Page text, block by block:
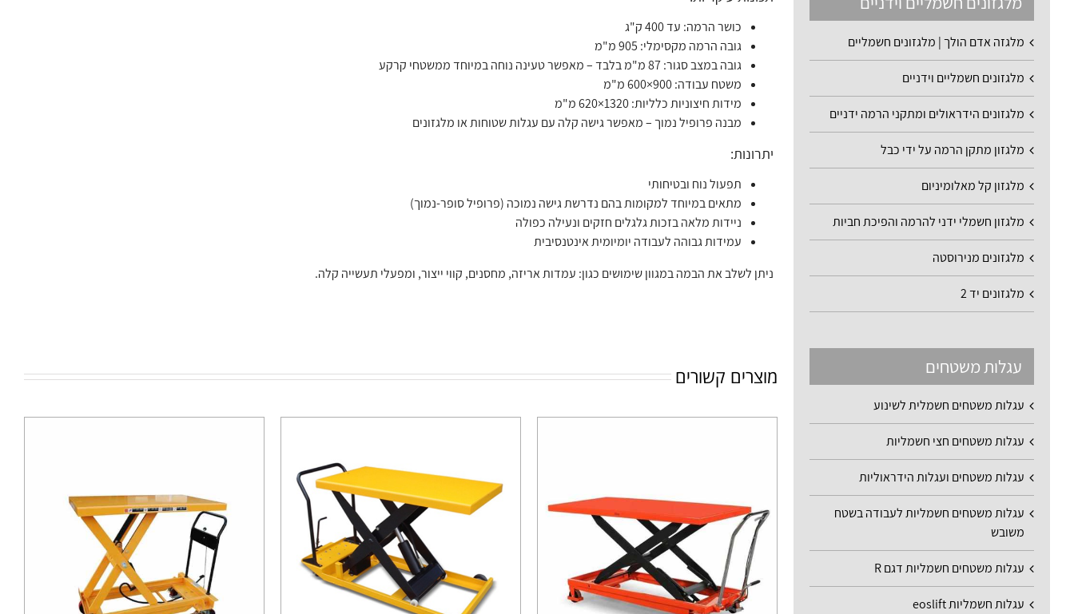
כושר הרמה: עד 400 ק"ג
גובה הרמה מקסימלי: 905 מ"מ
גובה במצב סגור: 87 מ"מ בלבד – מאפשר טעינה נוחה במיוחד ממשטחי קרקע
משטח עבודה: 900×600 מ"מ
מידות חיצוניות כלליות: 1320×620 מ"מ
מבנה פרופיל נמוך – מאפשר גישה קלה עם עגלות שטוחות או מלגזונים
יתרונות:
תפעול נוח ובטיחותי
מתאים במיוחד למקומות בהם נדרשת גישה נמוכה (פרופיל סופר-נמוך)
ניידות מלאה בזכות גלגלים חזקים ונעילה כפולה
עמידות גבוהה לעבודה יומיומית אינטנסיבית
ניתן לשלב את הבמה במגוון שימושים כגון: עמדות אריזה, מחסנים, קווי ייצור, ומפעלי תעשייה קלה.
מוצרים קשורים
מלגזה אדם הולך | מלגזונים חשמליים
מלגזונים חשמליים וידניים
מלגזונים הידראולים ומתקני הרמה ידניים
מלגזון מתקן הרמה על ידי כבל
מלגזון קל מאלומיניום
מלגזון חשמלי ידני להרמה והפיכת חביות
מלגזונים מנירוסטה
מלגזונים יד 2
עגלות משטחים
עגלות משטחים חשמלית לשינוע
עגלות משטחים חצי חשמליות
עגלות משטחים ועגלות הידראוליות
עגלות משטחים חשמליות לעבודה בשטח
משובש
עגלות משטחים חשמליות דגם R
עגלות חשמליות eoslift